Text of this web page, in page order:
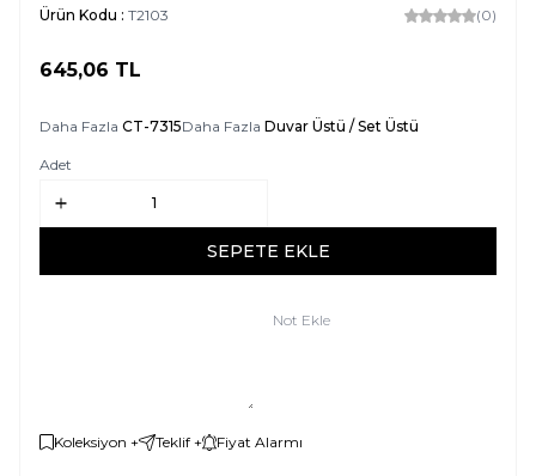
Ürün Kodu : T2103 (0)
645,06 TL
Daha Fazla CT-7315Daha Fazla Duvar Üstü / Set Üstü
Adet
SEPETE EKLE
Not Ekle
Koleksiyon + Teklif + Fiyat Alarmı